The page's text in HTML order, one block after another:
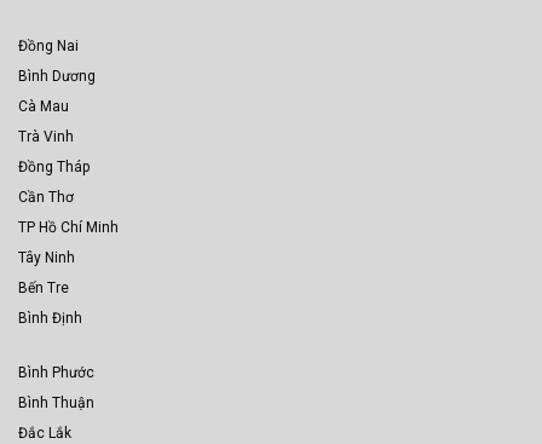
Đồng Nai
Bình Dương
Cà Mau
Trà Vinh
Đồng Tháp
Cần Thơ
TP Hồ Chí Minh
Tây Ninh
Bến Tre
Bình Định
Bình Phước
Bình Thuận
Đắc Lắk